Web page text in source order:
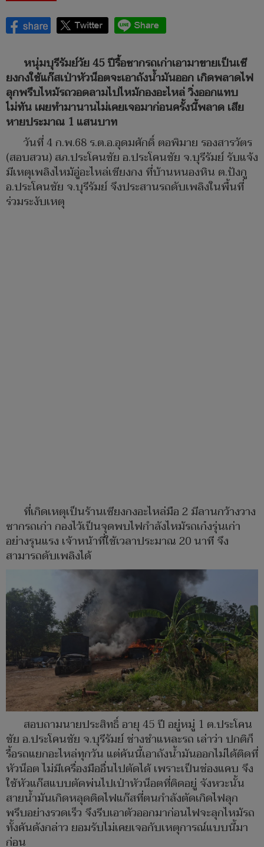
หนุ่มบุรีรัมย์วัย 45 ปีรื้อซากรถเก่าเอามาขายเป็นเซี
ยงกงใช้แก๊สเป่าหัวน็อตจะเอาถังน้ำมันออก เกิดพลาดไฟ
ลุกพรึบไหม้รถวอดลามไปไหม้กองอะไหล่ วิ่งออกแทบ
ไม่ทัน เผยทำมานานไม่เคยเจอมาก่อนครั้งนี้พลาด เสีย
หายประมาณ 1 แสนบาท
วันที่ 4 ก.พ.68 ร.ต.อ.อุดมศักดิ์ ตอพิมาย รองสารวัตร
(สอบสวน) สภ.ประโคนชัย อ.ประโคนชัย จ.บุรีรัมย์ รับแจ้ง
มีเหตุเพลิงไหม้อู่อะไหล่เชียงกง ที่บ้านหนองหิน ต.ปังกู
อ.ประโคนชัย จ.บุรีรัมย์ จึงประสานรถดับเพลิงในพื้นที่
ร่วมระงับเหตุ
ที่เกิดเหตุเป็นร้านเซียงกงอะไหล่มือ 2 มีลานกว้างวาง
ซากรถเก่า กองไว้เป็นจุดพบไฟกำลังไหม้รถเก๋งรุ่นเก่า
อย่างรุนแรง เจ้าหน้าที่ใช้เวลาประมาณ 20 นาที จึง
สามารถดับเพลิงได้
สอบถามนายประสิทธิ์ อายุ 45 ปี อยู่หมู่ 1 ต.ประโคน
ชัย อ.ประโคนชัย จ.บุรีรัมย์ ช่างชำแหละรถ เล่าว่า ปกติก็
รื้อรถแยกอะไหล่ทุกวัน แต่คันนี้เอาถังน้ำมันออกไม่ได้ติดที่
หัวน็อต ไม่มีเครื่องมืออื่นไปตัดได้ เพราะเป็นช่องแคบ จึง
ใช้หัวแก๊สแบบตัดพ่นไปเป่าหัวน็อตที่ติดอยู่ จังหวะนั้น
สายน้ำมันเกิดหลุดติดไฟแก๊สที่ตนกำลังตัดเกิดไฟลุก
พรึบอย่างรวดเร็ว จึงรีบเอาตัวออกมาก่อนไฟจะลุกไหม้รถ
ทั้งคันดังกล่าว ยอมรับไม่เคยเจอกับเหตุการณ์แบบนี้มา
ก่อน